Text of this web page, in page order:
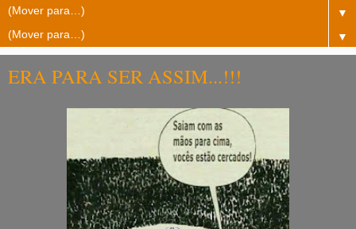
▼
▼
ERA PARA SER ASSIM...!!!